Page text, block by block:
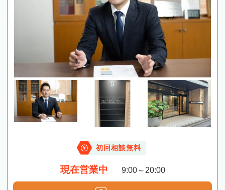
初回相談無料
現在営業中 9:00～20:00